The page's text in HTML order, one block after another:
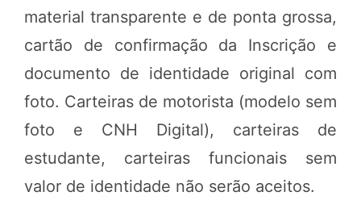
material transparente e de ponta grossa,
cartão de confirmação da Inscrição e
documento de identidade original com
foto. Carteiras de motorista (modelo sem
foto e CNH Digital), carteiras de
estudante, carteiras funcionais sem
valor de identidade não serão aceitos.